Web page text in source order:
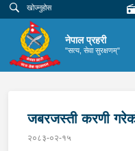
नेपाल प्रहरी
"सत्य, सेवा सुरक्षणम्"
जबरजस्ती करणी
२०८३-०२-१५